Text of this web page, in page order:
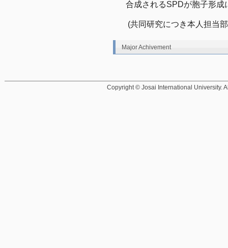
合成されるSPDが胞子形成
(共同研究につき本人担当
Major Achivement